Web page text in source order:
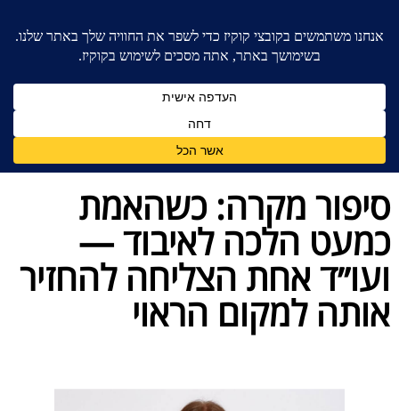
בלוג מאמרים - משרד עורכי דין לענייני משפחה
סיפור מקרה: כשהאמת כמעט הלכה לאיבוד — ועו״ד
אחת הצליחה להחזיר אותה למקום הראוי
סיפור מקרה: כשהאמת
כמעט הלכה לאיבוד —
ועו״ד אחת הצליחה להחזיר
אותה למקום הראוי